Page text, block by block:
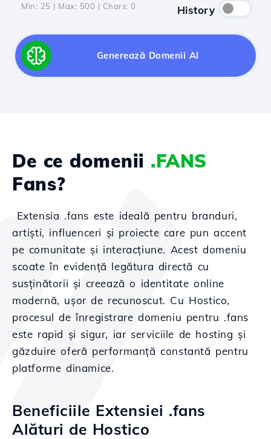
Min: 25 | Max: 500 | Chars: 0 History
Generează Domenii AI
De ce domenii .FANS
Fans?
Extensia .fans este ideală pentru branduri,
artiști, influenceri și proiecte care pun accent
pe comunitate și interacțiune. Acest domeniu
scoate în evidență legătura directă cu
susținătorii și creează o identitate online
modernă, ușor de recunoscut. Cu Hostico,
procesul de înregistrare domeniu pentru .fans
este rapid și sigur, iar serviciile de hosting și
găzduire oferă performanță constantă pentru
platforme dinamice.
Beneficiile Extensiei .fans
Alături de Hostico